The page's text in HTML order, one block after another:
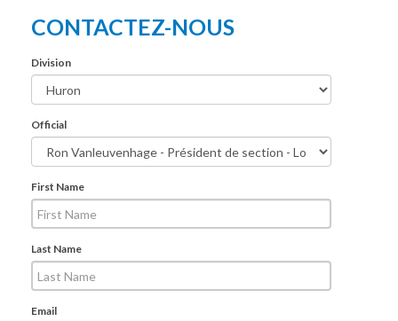
CONTACTEZ-NOUS
Division
Official
First Name
Last Name
Email